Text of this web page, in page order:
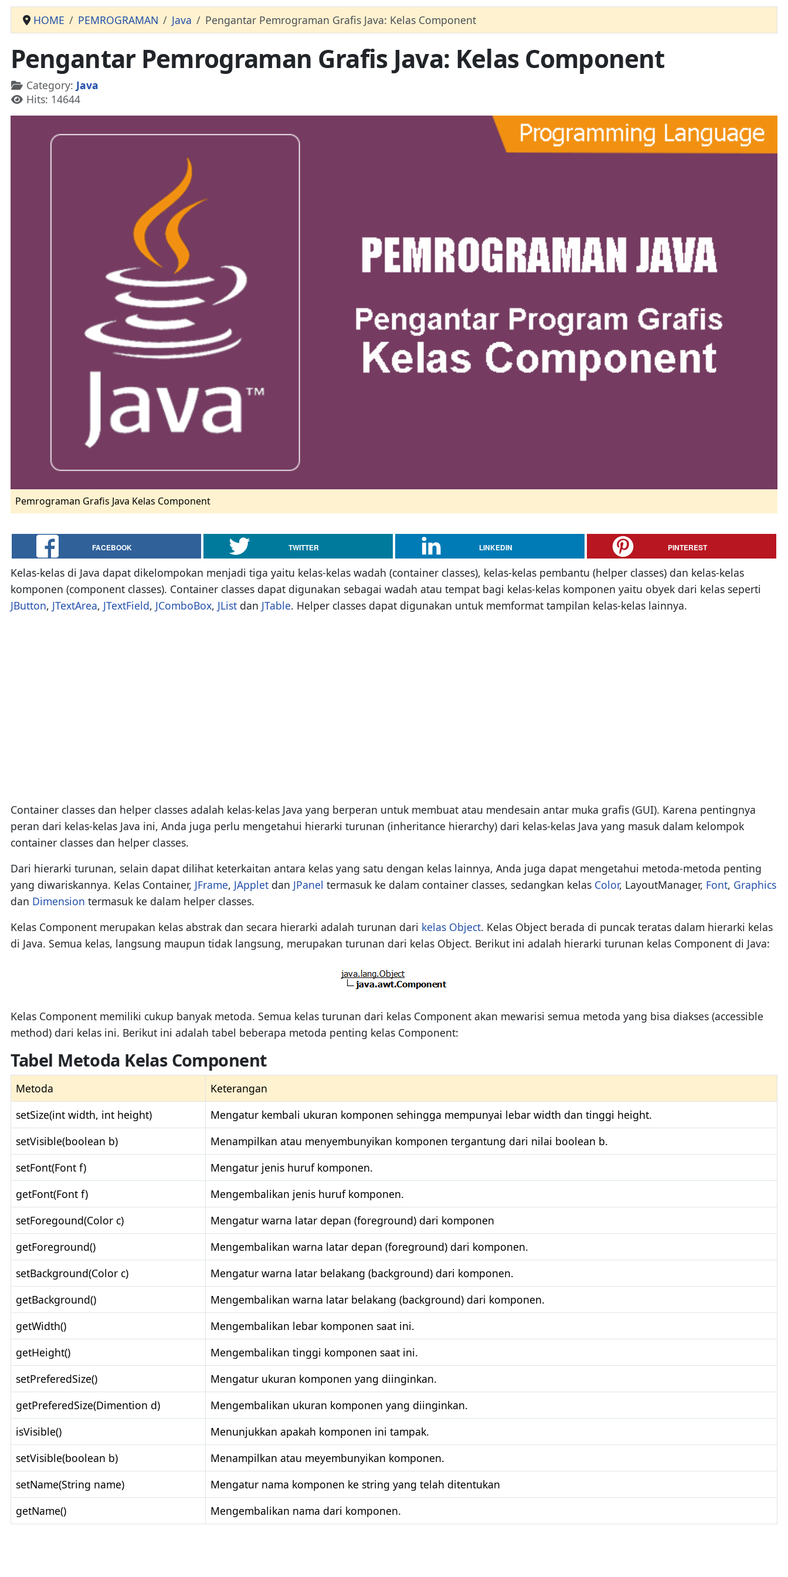
HOME PEMROGRAMAN Java Pengantar Pemrograman Grafis Java: Kelas Component
Pengantar Pemrograman Grafis Java: Kelas Component
Details
Category: Java
Hits: 14644
Pemrograman Grafis Java Kelas Component
FACEBOOK TWITTER LINKEDIN PINTEREST
Kelas-kelas di Java dapat dikelompokan menjadi tiga yaitu kelas-kelas wadah (container classes), kelas-kelas pembantu (helper classes) dan kelas-kelas
komponen (component classes). Container classes dapat digunakan sebagai wadah atau tempat bagi kelas-kelas komponen yaitu obyek dari kelas seperti
JButton, JTextArea, JTextField, JComboBox, JListdan JTable. Helper classes dapat digunakan untuk memformat tampilan kelas-kelas lainnya.
Container classes dan helper classes adalah kelas-kelas Java yang berperan untuk membuat atau mendesain antar muka grafis (GUI). Karena pentingnya
peran dari kelas-kelas Java ini, Anda juga perlu mengetahui hierarki turunan (inheritance hierarchy) dari kelas-kelas Java yang masuk dalam kelompok
container classes dan helper classes.
Dari hierarki turunan, selain dapat dilihat keterkaitan antara kelas yang satu dengan kelas lainnya, Anda juga dapat mengetahui metoda-metoda penting
yang diwariskannya. Kelas Container, JFrame, JAppletdan JPanel termasuk ke dalam container classes, sedangkan kelas Color, LayoutManager, Font, Graphics
dan Dimension termasuk ke dalam helper classes.
Kelas Component merupakan kelas abstrak dan secara hierarki adalah turunan dari kelas Object. Kelas Object berada di puncak teratas dalam hierarki kelas
di Java. Semua kelas, langsung maupun tidak langsung, merupakan turunan dari kelas Object. Berikut ini adalah hierarki turunan kelas Component di Java:
Kelas Component memiliki cukup banyak metoda. Semua kelas turunan dari kelas Component akan mewarisi semua metoda yang bisa diakses (accessible
method) dari kelas ini. Berikut ini adalah tabel beberapa metoda penting kelas Component:
Tabel Metoda Kelas Component
Metoda
Keterangan
setSize(int width, int height)
Mengatur kembali ukuran komponen sehingga mempunyai lebar width dan tinggi height.
setVisible(boolean b)
Menampilkan atau menyembunyikan komponen tergantung dari nilai boolean b.
setFont(Font f)
Mengatur jenis huruf komponen.
getFont(Font f)
Mengembalikan jenis huruf komponen.
setForegound(Color c)
Mengatur warna latar depan (foreground) dari komponen
getForeground()
Mengembalikan warna latar depan (foreground) dari komponen.
setBackground(Color c)
Mengatur warna latar belakang (background) dari komponen.
getBackground()
Mengembalikan warna latar belakang (background) dari komponen.
getWidth()
Mengembalikan lebar komponen saat ini.
getHeight()
Mengembalikan tinggi komponen saat ini.
setPreferedSize()
Mengatur ukuran komponen yang diinginkan.
getPreferedSize(Dimention d)
Mengembalikan ukuran komponen yang diinginkan.
isVisible()
Menunjukkan apakah komponen ini tampak.
setVisible(boolean b)
Menampilkan atau meyembunyikan komponen.
setName(String name)
Mengatur nama komponen ke string yang telah ditentukan
getName()
Mengembalikan nama dari komponen.